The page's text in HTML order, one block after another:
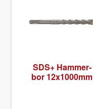
SDS+ Ham­mer­
bor 12x1000mm